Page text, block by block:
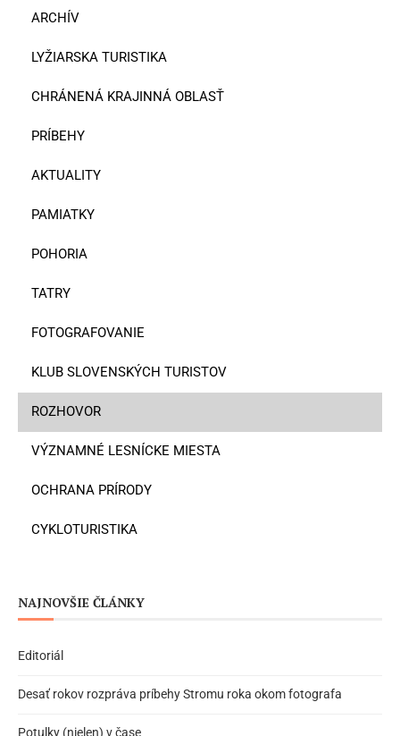
ARCHÍV
LYŽIARSKA TURISTIKA
CHRÁNENÁ KRAJINNÁ OBLASŤ
PRÍBEHY
AKTUALITY
PAMIATKY
POHORIA
TATRY
FOTOGRAFOVANIE
KLUB SLOVENSKÝCH TURISTOV
ROZHOVOR
VÝZNAMNÉ LESNÍCKE MIESTA
OCHRANA PRÍRODY
CYKLOTURISTIKA
NAJNOVŠIE ČLÁNKY
Editoriál
Desať rokov rozpráva príbehy Stromu roka okom fotografa
Potulky (nielen) v čase